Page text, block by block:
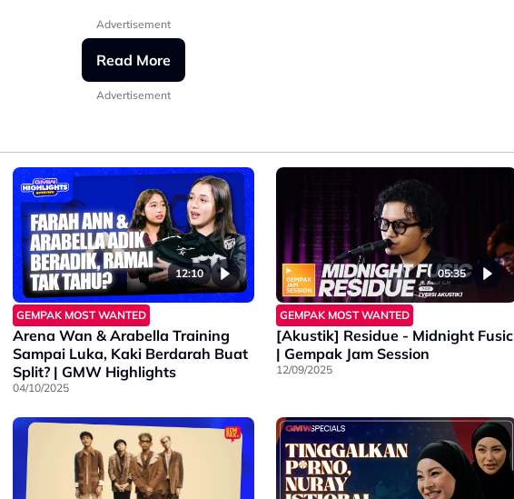
Advertisement
Read More
Advertisement
12:10
GEMPAK MOST WANTED
Arena Wan & Arabella Training
Sampai Luka, Kaki Berdarah Buat
Split? | GMW Highlights
04/10/2025
05:35
GEMPAK MOST WANTED
[Akustik] Residue - Midnight Fusic
| Gempak Jam Session
12/09/2025